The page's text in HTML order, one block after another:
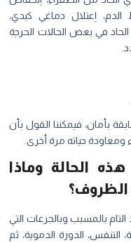
اِعتلال دماغي كبدي،
في بعض الحالات الحرجة
بأمان، فيمكننا القول بأن
حياته مرة أخرى.
الحالة وماذا
بالمسبب وبالجرعات التي
الدورة الدموية، ثم